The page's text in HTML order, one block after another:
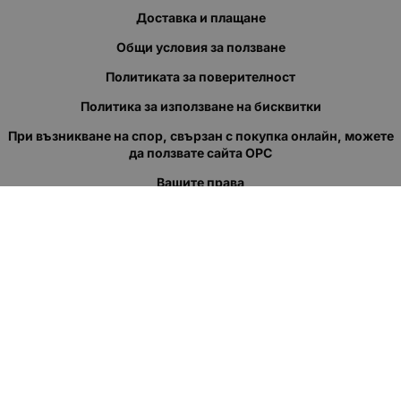
Доставка и плащане
Общи условия за ползване
Политиката за поверителност
Политика за използване на бисквитки
При възникване на спор, свързан с покупка онлайн, можете
да ползвате сайта ОРС
Вашите права